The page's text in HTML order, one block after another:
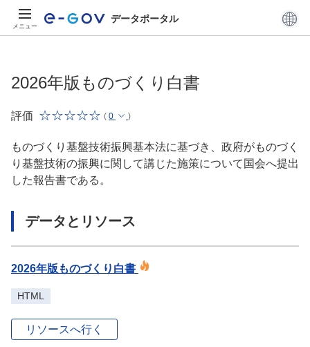
メニュー
データポータル
2026年版ものづくり白書
評価 ( 0 )
ものづくり基盤技術振興基本法に基づき、政府がものづく
り基盤技術の振興に関して講じた施策について国会へ提出
した報告書である。
データとリソース
2026年版ものづくり白書
HTML
リソースへ行く